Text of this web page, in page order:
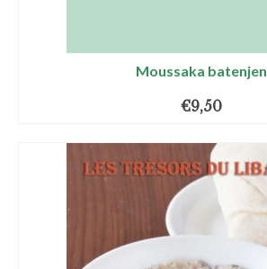
Moussaka batenjen
€9,50